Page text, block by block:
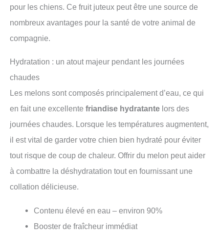
pour les chiens. Ce fruit juteux peut être une source de
nombreux avantages pour la santé de votre animal de
compagnie.
Hydratation : un atout majeur pendant les journées
chaudes
Les melons sont composés principalement d’eau, ce qui
en fait une excellente friandise hydratante lors des
journées chaudes. Lorsque les températures augmentent,
il est vital de garder votre chien bien hydraté pour éviter
tout risque de coup de chaleur. Offrir du melon peut aider
à combattre la déshydratation tout en fournissant une
collation délicieuse.
Contenu élevé en eau – environ 90%
Booster de fraîcheur immédiat